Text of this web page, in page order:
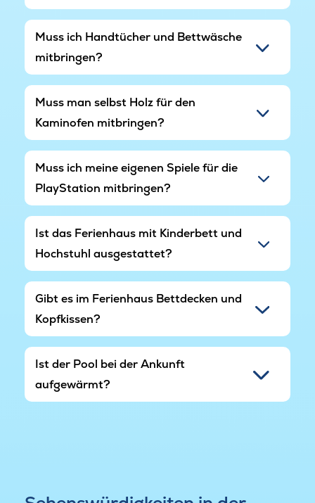
Muss ich Handtücher und Bettwäsche
mitbringen?
Muss man selbst Holz für den
Kaminofen mitbringen?
Muss ich meine eigenen Spiele für die
PlayStation mitbringen?
Ist das Ferienhaus mit Kinderbett und
Hochstuhl ausgestattet?
Gibt es im Ferienhaus Bettdecken und
Kopfkissen?
Ist der Pool bei der Ankunft
aufgewärmt?